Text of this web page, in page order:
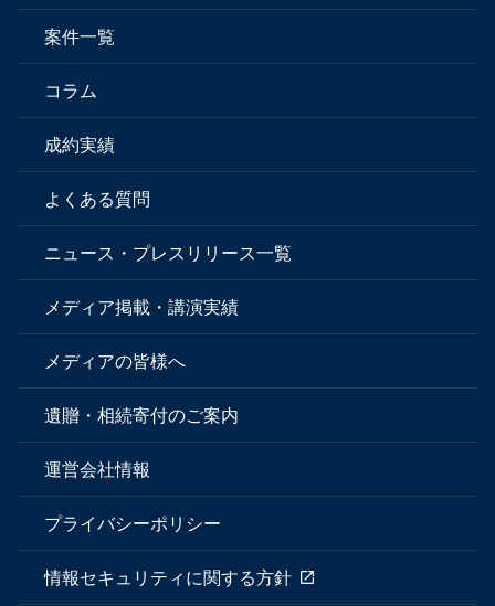
案件一覧
コラム
成約実績
よくある質問
ニュース・プレスリリース一覧
メディア掲載・講演実績
メディアの皆様へ
遺贈・相続寄付のご案内
運営会社情報
プライバシーポリシー
情報セキュリティに関する方針